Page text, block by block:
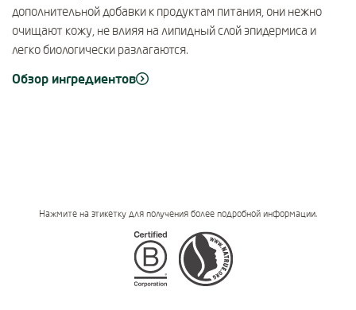
дополнительной добавки к продуктам питания, они нежно
очищают кожу, не влияя на липидный слой эпидермиса и
легко биологически разлагаются.
Обзор ингредиентов
Certifications
Нажмите на этикетку для получения более подробной информации.